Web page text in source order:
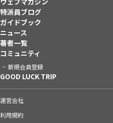
特派員ブログ
ガイドブック
ニュース
著者一覧
コミュニティ
新規会員登録
GOOD LUCK TRIP
運営会社
利用規約